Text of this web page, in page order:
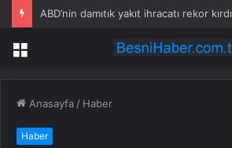
ABD’nin damıtık yakıt ihracatı rekor kırdı
Menü
Anasayfa / Haber
Haber